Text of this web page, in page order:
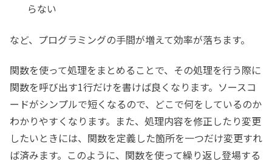
らない
など、プログラミングの手間が増えて効率が落ちます。
関数を使って処理をまとめることで、その処理を行う際に
関数を呼び出す1行だけを書けば良くなります。ソースコ
ードがシンプルで短くなるので、どこで何をしているのか
わかりやすくなります。また、処理内容を修正したり変更
したいときには、関数を定義した箇所を一つだけ変更すれ
ば済みます。このように、関数を使って繰り返し登場する